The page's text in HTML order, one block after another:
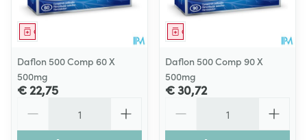
Geneesmiddel
Daflon 500 Comp 60 X
500mg
€ 22,75
Geneesmiddel
Daflon 500 Comp 90 X
500mg
€ 30,72